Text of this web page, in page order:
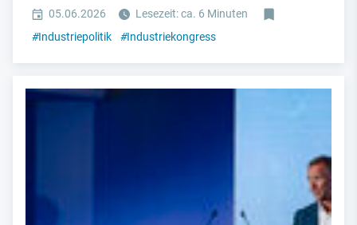
05.06.2026
Lesezeit: ca. 6 Minuten
#Industriepolitik #Industriekongress